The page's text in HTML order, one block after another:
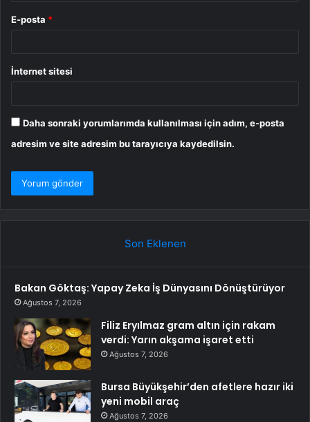
E-posta *
İnternet sitesi
Daha sonraki yorumlarımda kullanılması için adım, e-posta
adresim ve site adresim bu tarayıcıya kaydedilsin.
Son Eklenen
Bakan Göktaş: Yapay Zeka İş Dünyasını Dönüştürüyor
Ağustos 7, 2026
Filiz Eryılmaz gram altın için rakam
verdi: Yarın akşama işaret etti
Ağustos 7, 2026
Bursa Büyükşehir’den afetlere hazır iki
yeni mobil araç
Ağustos 7, 2026